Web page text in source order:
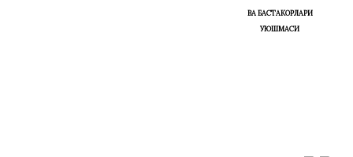
ВА БАСТАКОРЛАРИ
УЮШМАСИ